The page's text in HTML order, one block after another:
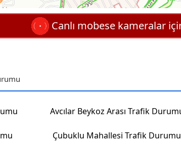
Canlı mobese kameralar
Avcılar Beykoz Arası Trafik
Çubuklu Mahallesi Trafik Durumu